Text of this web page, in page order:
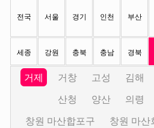
전국 서울 경기 인천 부산
세종 강원 충북 충남 경북
거제 거창 고성 김해
산청
양산 의령
창원 마산합포구
창원 마산